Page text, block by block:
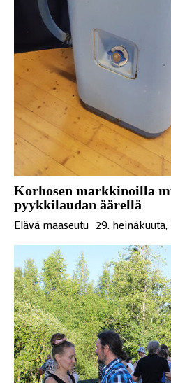
Korhosen markkinoilla
pyykkilaudan äärellä
Elävä maaseutu 29. heinäkuuta,